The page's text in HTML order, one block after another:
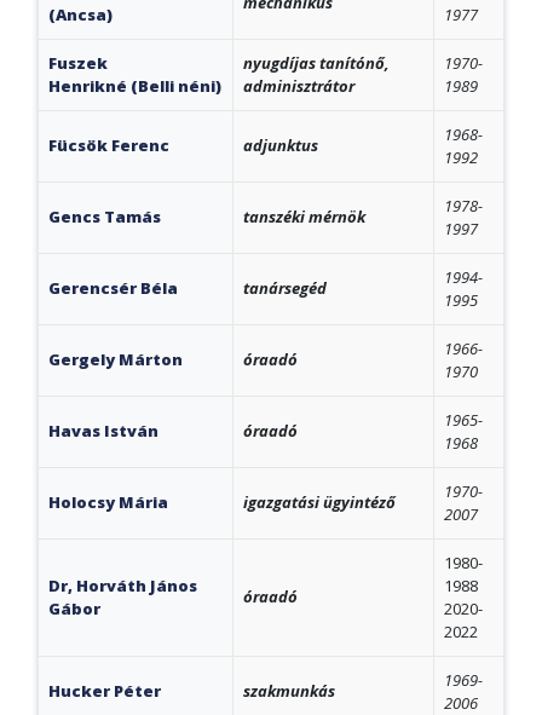
(Ancsa)
1977
Fuszek
Henrikné (Belli néni)
nyugdíjas tanítónő,
adminisztrátor
1970-
1989
Fücsök Ferenc adjunktus
1968-
1992
Gencs Tamás tanszéki mérnök
1978-
1997
Gerencsér Béla tanársegéd
1994-
1995
Gergely Márton óraadó
1966-
1970
Havas István óraadó
1965-
1968
Holocsy Mária igazgatási ügyintéző
1970-
2007
Dr, Horváth János
Gábor
óraadó
1980-
1988
2020-
2022
Hucker Péter szakmunkás
1969-
2006